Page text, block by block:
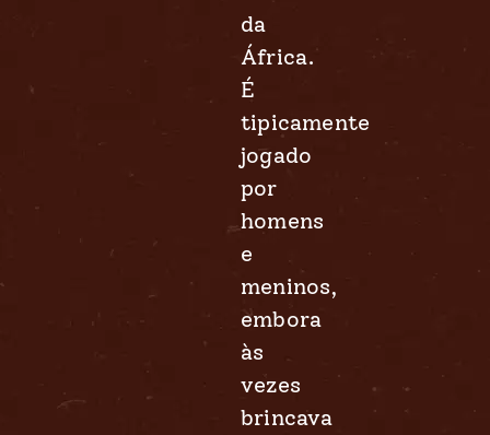
da
África.
É
tipicamente
jogado
por
homens
e
meninos,
embora
às
vezes
brincava